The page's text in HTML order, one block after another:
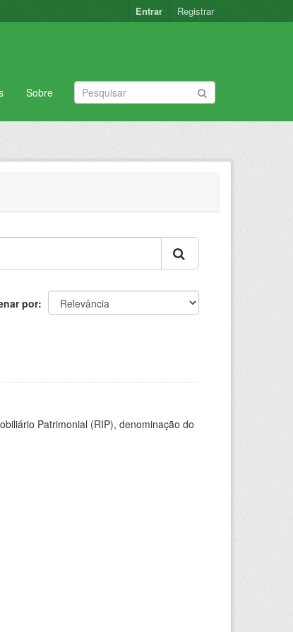
Entrar Registrar
Sobre
por
Patrimonial (RIP), denominação do